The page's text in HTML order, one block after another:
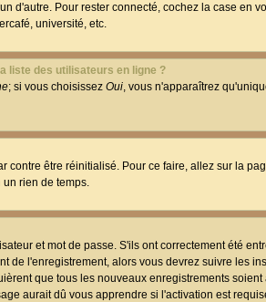
d'autre. Pour rester connecté, cochez la case en
université, etc.
liste des utilisateurs en ligne ?
; si vous choisissez Oui, vous n'apparaîtrez
contre être réinitialisé. Pour ce faire, allez sur la
rien de temps.
et mot de passe. S'ils ont correctement été
de l'enregistrement, alors vous devrez suivre les
que tous les nouveaux enregistrements
aurait dû vous apprendre si l'activation est